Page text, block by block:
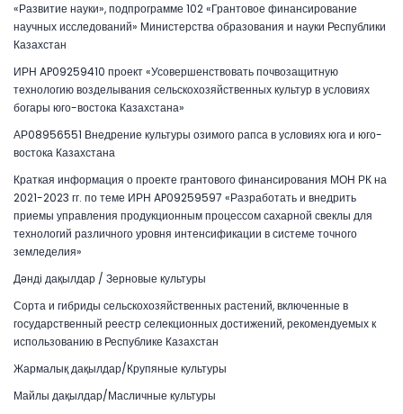
«Развитие науки», подпрограмме 102 «Грантовое финансирование
научных исследований» Министерства образования и науки Республики
Казахстан
ИРН AP09259410 проект «Усовершенствовать почвозащитную
технологию возделывания сельскохозяйственных культур в условиях
богары юго-востока Казахстана»
АР08956551 Внедрение культуры озимого рапса в условиях юга и юго-
востока Казахстана
Краткая информация о проекте грантового финансирования МОН РК на
2021-2023 гг. по теме ИРН AP09259597 «Разработать и внедрить
приемы управления продукционным процессом сахарной свеклы для
технологий различного уровня интенсификации в системе точного
земледелия»
Дәнді дақылдар / Зерновые культуры
Сорта и гибриды сельскохозяйственных растений, включенные в
государственный реестр селекционных достижений, рекомендуемых к
использованию в Республике Казахстан
Жармалық дақылдар/Крупяные культуры
Майлы дақылдар/Масличные культуры